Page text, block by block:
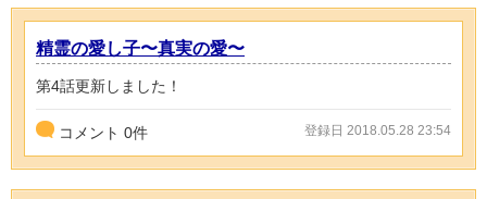
精霊の愛し子〜真実の愛〜
第4話更新しました！
コメント 0件 登録日 2018.05.28 23:54